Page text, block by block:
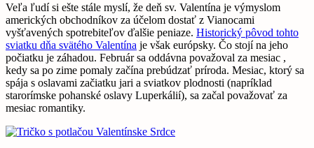
Veľa ľudí si ešte stále myslí, že deň sv. Valentína je výmyslom
amerických obchodníkov za účelom dostať z Vianocami
vyšťavených spotrebiteľov ďalšie peniaze. Historický pôvod tohto
sviatku dňa svätého Valentína je však európsky. Čo stojí na jeho
počiatku je záhadou. Február sa oddávna považoval za mesiac ,
kedy sa po zime pomaly začína prebúdzať príroda. Mesiac, ktorý sa
spája s oslavami začiatku jari a sviatkov plodnosti (napríklad
starorímske pohanské oslavy Luperkálií), sa začal považovať za
mesiac romantiky.